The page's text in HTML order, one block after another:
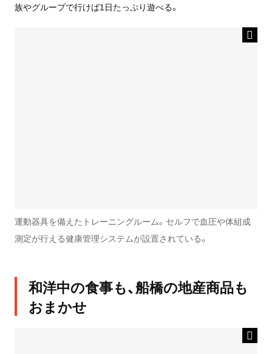
族やグループで行けば1日たっぷり遊べる。
運動器具を備えたトレーニングルーム。セルフで血圧や体組成
測定が行える健康管理システムが設置されている。
和洋中の食事も、船橋の地産商品も
おまかせ